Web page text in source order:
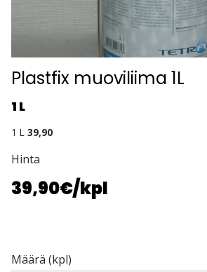
Plastfix muoviliima 1L
1 L
1 L 39,90
Hinta
39,90€/kpl
Määrä (kpl)